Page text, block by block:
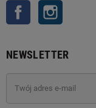
Facebook
NEWSLETTER